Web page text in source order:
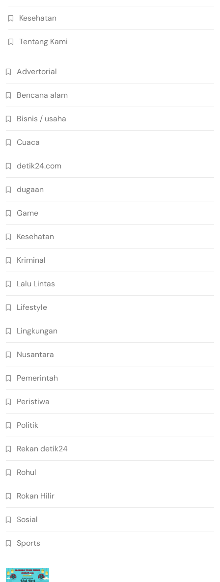
Kesehatan
Tentang Kami
Advertorial
Bencana alam
Bisnis / usaha
Cuaca
detik24.com
dugaan
Game
Kesehatan
Kriminal
Lalu Lintas
Lifestyle
Lingkungan
Nusantara
Pemerintah
Peristiwa
Politik
Rekan detik24
Rohul
Rokan Hilir
Sosial
Sports